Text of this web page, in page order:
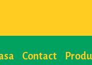
Contact